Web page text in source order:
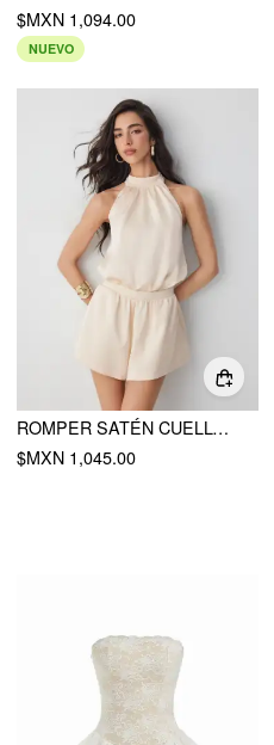
$MXN 1,094.00
NUEVO
ROMPER SATÉN CUELLO HALTER TIRO ALTO CON CORDÓN BOLSILLO
$MXN 1,045.00